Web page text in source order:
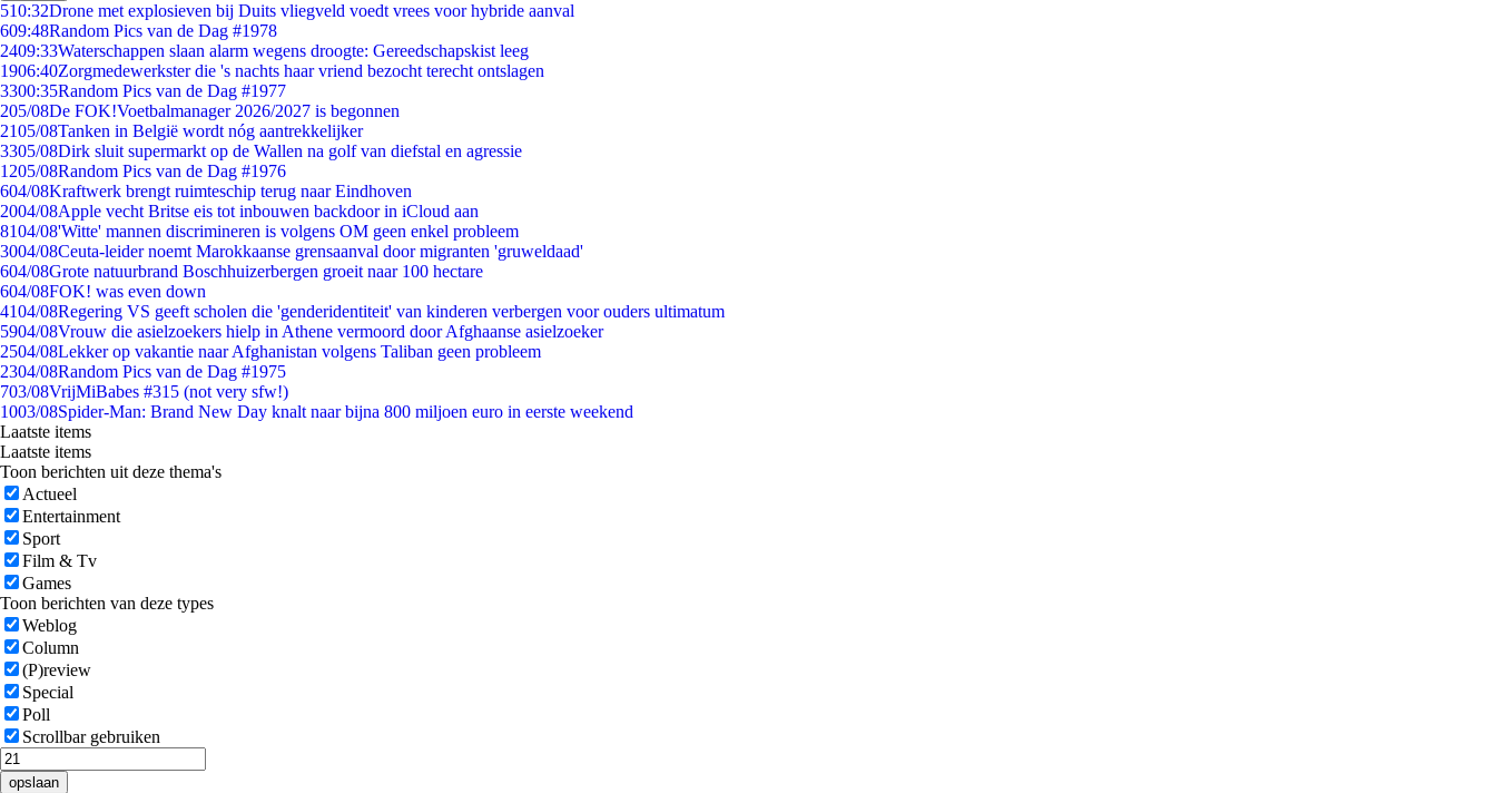
510:32Drone met explosieven bij Duits vliegveld voedt vrees voor hybride aanval
609:48Random Pics van de Dag #1978
2409:33Waterschappen slaan alarm wegens droogte: Gereedschapskist leeg
1906:40Zorgmedewerkster die 's nachts haar vriend bezocht terecht ontslagen
3300:35Random Pics van de Dag #1977
205/08De FOK!Voetbalmanager 2026/2027 is begonnen
2105/08Tanken in België wordt nóg aantrekkelijker
3305/08Dirk sluit supermarkt op de Wallen na golf van diefstal en agressie
1205/08Random Pics van de Dag #1976
604/08Kraftwerk brengt ruimteschip terug naar Eindhoven
2004/08Apple vecht Britse eis tot inbouwen backdoor in iCloud aan
8104/08'Witte' mannen discrimineren is volgens OM geen enkel probleem
3004/08Ceuta-leider noemt Marokkaanse grensaanval door migranten 'gruweldaad'
604/08Grote natuurbrand Boschhuizerbergen groeit naar 100 hectare
604/08FOK! was even down
4104/08Regering VS geeft scholen die 'genderidentiteit' van kinderen verbergen voor ouders ultimatum
5904/08Vrouw die asielzoekers hielp in Athene vermoord door Afghaanse asielzoeker
2504/08Lekker op vakantie naar Afghanistan volgens Taliban geen probleem
2304/08Random Pics van de Dag #1975
703/08VrijMiBabes #315 (not very sfw!)
1003/08Spider-Man: Brand New Day knalt naar bijna 800 miljoen euro in eerste weekend
Laatste items
Laatste items
Toon berichten uit deze thema's
Actueel
Entertainment
Sport
Film & Tv
Games
Toon berichten van deze types
Weblog
Column
(P)review
Special
Poll
Scrollbar gebruiken
opslaan